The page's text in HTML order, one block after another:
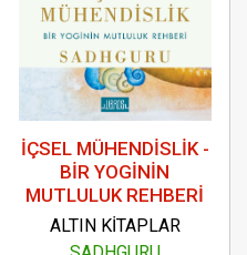
İÇSEL MÜHENDİSLİK -
BİR YOGİNİN
MUTLULUK REHBERİ
ALTIN KİTAPLAR